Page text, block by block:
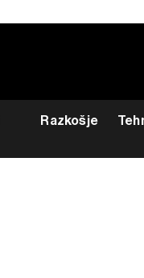
Razkošje